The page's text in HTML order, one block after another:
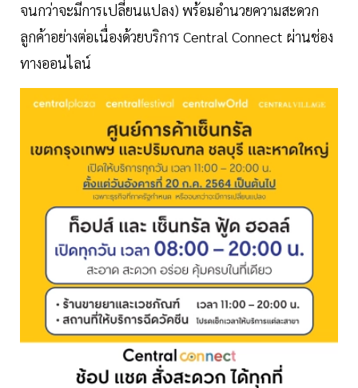
จนกว่าจะมีการเปลี่ยนแปลง) พร้อมอำนวยความสะดวก
ลูกค้าอย่างต่อเนื่องด้วยบริการ Central Connect ผ่านช่อง
ทางออนไลน์